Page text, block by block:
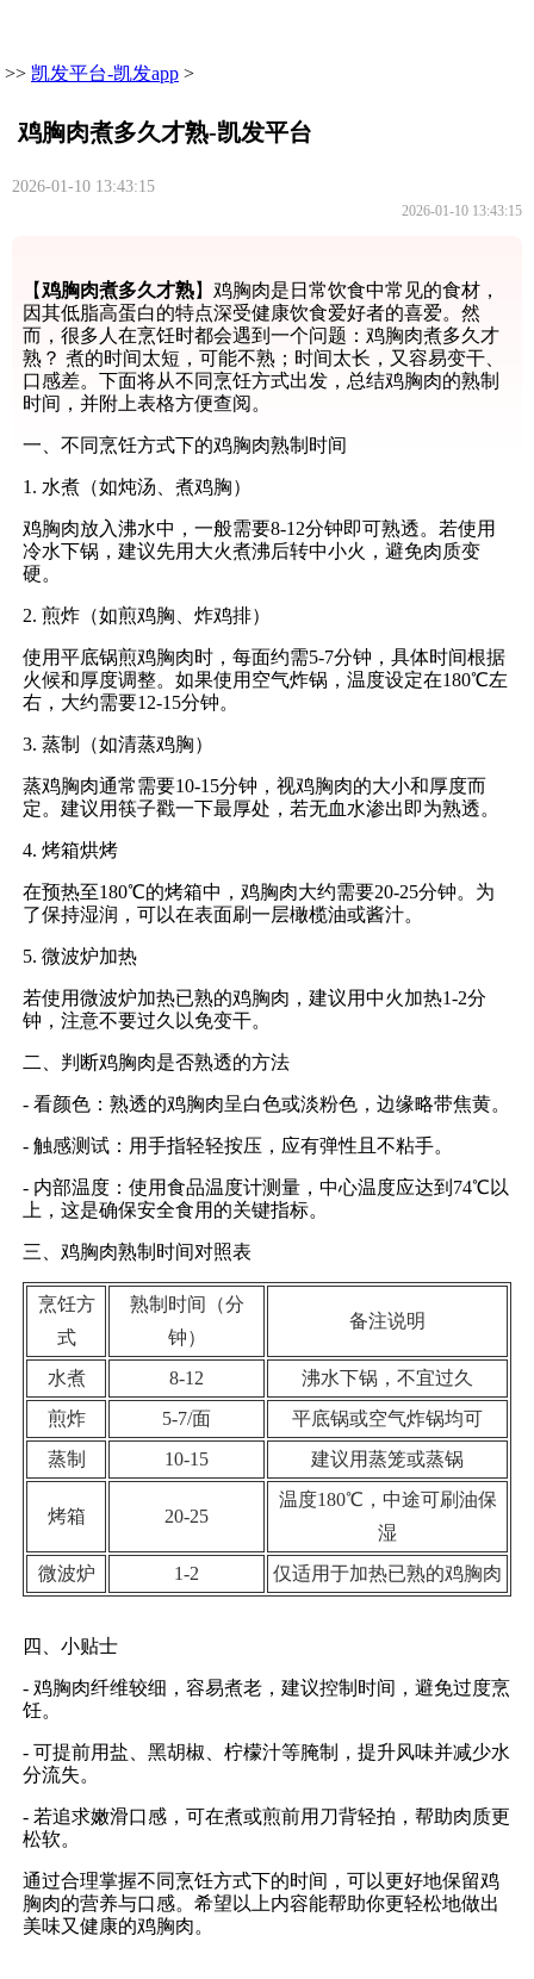
>> 凯发平台-凯发app >
鸡胸肉煮多久才熟-凯发平台
2026-01-10 13:43:15
2026-01-10 13:43:15
【鸡胸肉煮多久才熟】鸡胸肉是日常饮食中常见的食材，
因其低脂高蛋白的特点深受健康饮食爱好者的喜爱。然
而，很多人在烹饪时都会遇到一个问题：鸡胸肉煮多久才
熟？ 煮的时间太短，可能不熟；时间太长，又容易变干、
口感差。下面将从不同烹饪方式出发，总结鸡胸肉的熟制
时间，并附上表格方便查阅。
一、不同烹饪方式下的鸡胸肉熟制时间
1. 水煮（如炖汤、煮鸡胸）
鸡胸肉放入沸水中，一般需要8-12分钟即可熟透。若使用
冷水下锅，建议先用大火煮沸后转中小火，避免肉质变
硬。
2. 煎炸（如煎鸡胸、炸鸡排）
使用平底锅煎鸡胸肉时，每面约需5-7分钟，具体时间根据
火候和厚度调整。如果使用空气炸锅，温度设定在180℃左
右，大约需要12-15分钟。
3. 蒸制（如清蒸鸡胸）
蒸鸡胸肉通常需要10-15分钟，视鸡胸肉的大小和厚度而
定。建议用筷子戳一下最厚处，若无血水渗出即为熟透。
4. 烤箱烘烤
在预热至180℃的烤箱中，鸡胸肉大约需要20-25分钟。为
了保持湿润，可以在表面刷一层橄榄油或酱汁。
5. 微波炉加热
若使用微波炉加热已熟的鸡胸肉，建议用中火加热1-2分
钟，注意不要过久以免变干。
二、判断鸡胸肉是否熟透的方法
- 看颜色：熟透的鸡胸肉呈白色或淡粉色，边缘略带焦黄。
- 触感测试：用手指轻轻按压，应有弹性且不粘手。
- 内部温度：使用食品温度计测量，中心温度应达到74℃以
上，这是确保安全食用的关键指标。
三、鸡胸肉熟制时间对照表
烹饪方
式
熟制时间（分
钟）
备注说明
水煮 8-12
沸水下锅，不宜过久
煎炸
5-7/面
平底锅或空气炸锅均可
蒸制
10-15 建议用蒸笼或蒸锅
烤箱 20-25
温度180℃，中途可刷油保
湿
微波炉
1-2 仅适用于加热已熟的鸡胸肉
四、小贴士
- 鸡胸肉纤维较细，容易煮老，建议控制时间，避免过度烹
饪。
- 可提前用盐、黑胡椒、柠檬汁等腌制，提升风味并减少水
分流失。
- 若追求嫩滑口感，可在煮或煎前用刀背轻拍，帮助肉质更
松软。
通过合理掌握不同烹饪方式下的时间，可以更好地保留鸡
胸肉的营养与口感。希望以上内容能帮助你更轻松地做出
美味又健康的鸡胸肉。